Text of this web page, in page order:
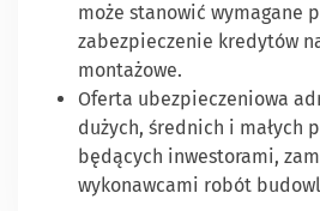
może stanowić wymagane
zabezpieczenie kredytów
montażowe.
Oferta ubezpieczeniowa
dużych, średnich i małych
będących inwestorami,
wykonawcami robót